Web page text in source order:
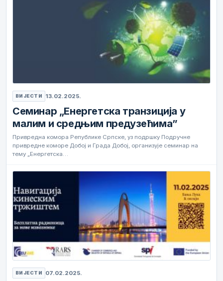
ВИЈЕСТИ 13.02.2025.
Семинар „Енергетска транзиција у
малим и средњим предузећима”
Привредна комора Републике Српске, уз подршку Подручне
привредне коморе Добој и Града Добој, организује семинар на
тему „Енергетска…
ВИЈЕСТИ 07.02.2025.